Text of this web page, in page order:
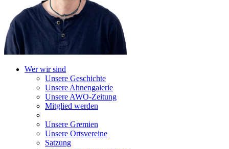
Wer wir sind
Unsere Geschichte
Unsere Ahnengalerie
Unsere AWO-Zeitung
Mitglied werden
Unsere Gremien
Unsere Ortsvereine
Satzung